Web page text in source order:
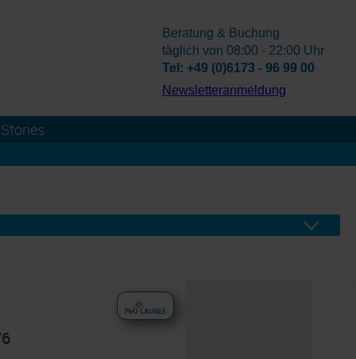
Beratung & Buchung
täglich von 08:00 - 22:00 Uhr
Tel: +49 (0)6173 - 96 99 00
­Newsletteranmeldung